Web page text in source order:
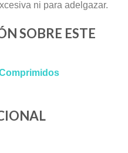
ni para adelgazar.
SOBRE ESTE